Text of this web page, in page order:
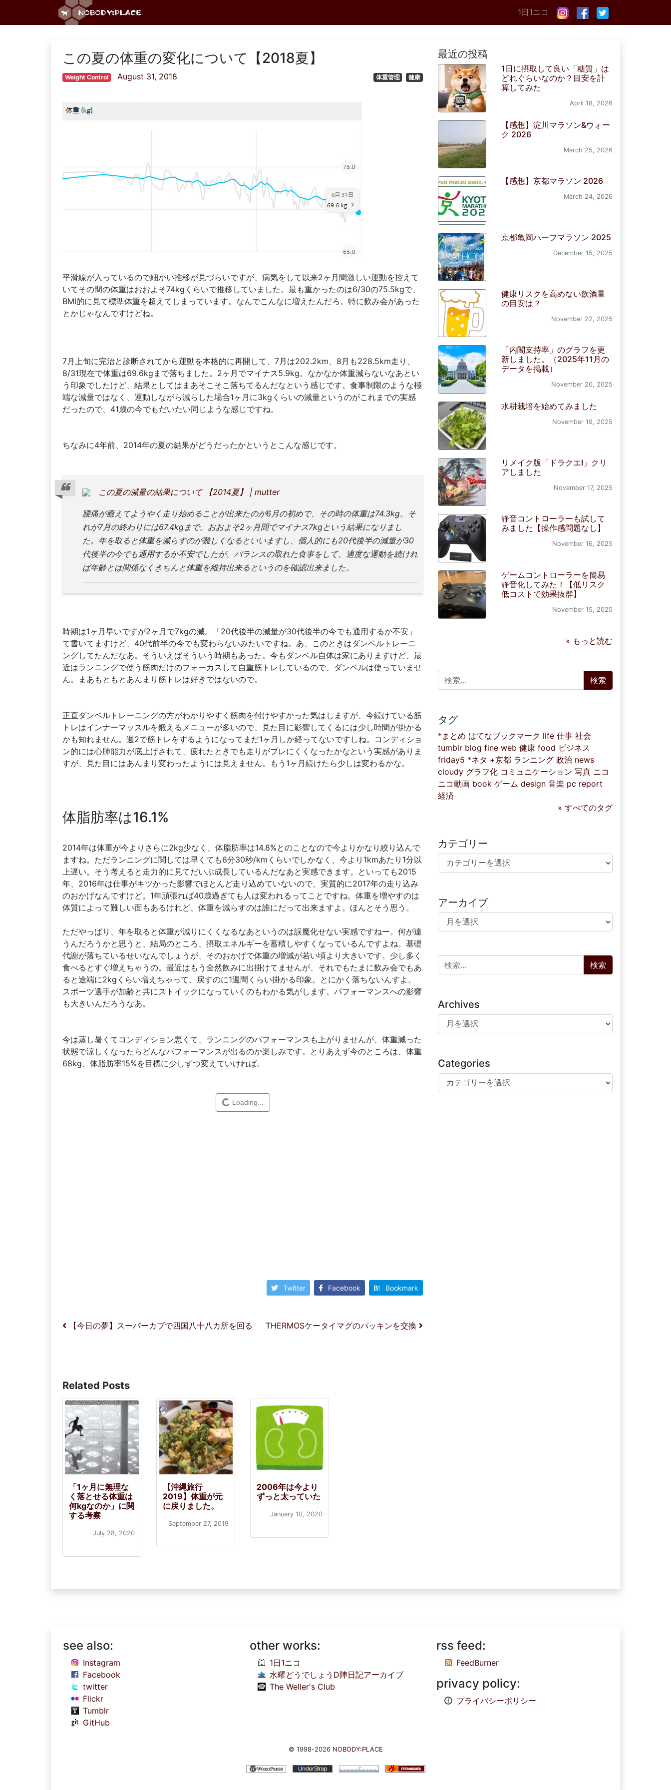
1日1ニコ
この夏の体重の変化について【2018夏】
Weight Control August 31, 2018 体重管理 健康
平滑線が入っているので細かい推移が見づらいですが、病気をして以来2ヶ月間激しい運動を控えて
いてその間の体重はおおよそ74kgくらいで推移していました。最も重かったのは6/30の75.5kgで、
BMI的に見て標準体重を超えてしまっています。なんでこんなに増えたんだろ。特に飲み会があった
とかじゃなんですけどね。
7月上旬に完治と診断されてから運動を本格的に再開して、7月は202.2km、8月も228.5km走り、
8/31現在で体重は69.6kgまで落ちました。2ヶ月でマイナス5.9kg。なかなか体重減らないなあとい
う印象でしたけど、結果としてはまあそこそこ落ちてるんだなという感じです。食事制限のような極
端な減量ではなく、運動しながら減らした場合1ヶ月に3kgくらいの減量というのがこれまでの実感
だったので、41歳の今でもだいたい同じような感じですね。
ちなみに4年前、2014年の夏の結果がどうだったかというとこんな感じです。
この夏の減量の結果について 【2014夏】 | mutter
腰痛が癒えてようやく走り始めることが出来たのが6月の初めで、その時の体重は74.3kg。そ
れが7月の終わりには67.4kgまで。おおよそ2ヶ月間でマイナス7kgという結果になりまし
た。年を取ると体重を減らすのが難しくなるといいますし、個人的にも20代後半の減量が30
代後半の今でも通用するか不安でしたが、バランスの取れた食事をして、適度な運動を続けれ
ば年齢とは関係なくきちんと体重を維持出来るというのを確認出来ました。
時期は1ヶ月早いですが2ヶ月で7kgの減。「20代後半の減量が30代後半の今でも通用するか不安」
て書いてますけど、40代前半の今でも変わらないみたいですね。あ、このときはダンベルトレーニ
ングしてたんだなあ。そういえばそういう時期もあった。今もダンベル自体は家にありますけど、最
近はランニングで使う筋肉だけのフォーカスして自重筋トレしているので、ダンベルは使っていませ
ん。まあもともとあんまり筋トレは好きではないので。
正直ダンベルトレーニングの方がわかりやすく筋肉を付けやすかった気はしますが、今続けている筋
トレはインナーマッスルを鍛えるメニューが多いので、見た目に影響してくるには少し時間が掛かる
かも知れません。週2で筋トレをするようになってまだ1ヶ月しか経ってないですしね。コンディショ
ン的には心肺能力が底上げされて、疲れたときでも走りがブレにくくなったかなという実感がありま
すが、見た目にはあんまり変わったようには見えません。もう1ヶ月続けたら少しは変わるかな。
体脂肪率は16.1%
2014年は体重が今よりさらに2kg少なく、体脂肪率は14.8%とのことなので今よりかなり絞り込んで
ますね。ただランニングに関しては早くても6分30秒/kmくらいでしかなく、今より1kmあたり1分以
上遅い。そう考えると走力的に見てだいぶ成長しているんだなあと実感できます。といっても2015
年、2016年は仕事がキツかった影響でほとんど走り込めていないので、実質的に2017年の走り込み
のおかげなんですけど。1年頑張れば40歳過ぎても人は変われるってことですね。体重を増やすのは
体質によって難しい面もあるけれど、体重を減らすのは誰にだって出来ますよ。ほんとそう思う。
ただやっぱり、年を取ると体重が減りにくくなるなあというのは誤魔化せない実感ですねー。何が違
うんだろうかと思うと、結局のところ、摂取エネルギーを蓄積しやすくなっているんですよね。基礎
代謝が落ちているせいなんでしょうが、そのおかげで体重の増減が若い頃より大きいです。少し多く
食べるとすぐ増えちゃうの。最近はもう全然飲みに出掛けてませんが、それでもたまに飲み会でもあ
ると途端に2kgくらい増えちゃって、戻すのに1週間くらい掛かる印象。とにかく落ちないんすよ。
スポーツ選手が加齢と共にストイックになっていくのもわかる気がします。パフォーマンスへの影響
も大きいんだろうなあ。
今は蒸し暑くてコンディション悪くて、ランニングのパフォーマンスも上がりませんが、体重減った
状態で涼しくなったらどんなパフォーマンスが出るのか楽しみです。とりあえず今のところは、体重
68kg、体脂肪率15%を目標に少しずつ変えていければ。
Twitter Facebook Bookmark
投稿ナビゲーション
【今日の夢】スーパーカブで四国八十八カ所を回る THERMOSケータイマグのパッキンを交換
Related Posts
「1ヶ月に無理な
く落とせる体重は
何kgなのか」に関
する考察
July 28, 2020
【沖縄旅行
2019】体重が元
に戻りました。
September 27, 2019
2006年は今より
ずっと太っていた
January 10, 2020
最近の投稿
1日に摂取して良い「糖質」は
どれぐらいなのか？目安を計
算してみた
April 18, 2026
【感想】淀川マラソン&ウォー
ク 2026
March 25, 2026
【感想】京都マラソン 2026
March 24, 2026
京都亀岡ハーフマラソン 2025
December 15, 2025
健康リスクを高めない飲酒量
の目安は？
November 22, 2025
「内閣支持率」のグラフを更
新しました。（2025年11月の
データを掲載）
November 20, 2025
水耕栽培を始めてみました
November 19, 2025
リメイク版「ドラクエI」クリ
アしました
November 17, 2025
静音コントローラーも試して
みました【操作感問題なし】
November 16, 2025
ゲームコントローラーを簡易
静音化してみた！【低リスク
低コストで効果抜群】
November 15, 2025
» もっと読む
検索:
タグ
*まとめ はてなブックマーク life 仕事 社会
tumblr blog fine web 健康 food ビジネス
friday5 *ネタ +京都 ランニング 政治 news
cloudy グラフ化 コミュニケーション 写真 ニコ
ニコ動画 book ゲーム design 音楽 pc report
経済
» すべてのタグ
カテゴリー
カテゴリー
アーカイブ
アーカイブ
検索:
Archives
Archives
Categories
Categories
see also:
Instagram
Facebook
twitter
Flickr
Tumblr
GitHub
other works:
1日1ニコ
水曜どうでしょうD陣日記アーカイブ
The Weller's Club
rss feed:
FeedBurner
privacy policy:
プライバシーポリシー
© 1998-2026 NOBODY:PLACE